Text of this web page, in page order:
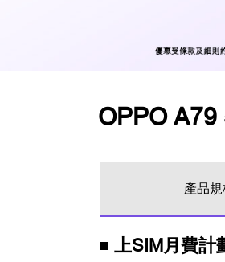
OPPO A79
產品規
上SIM月費計